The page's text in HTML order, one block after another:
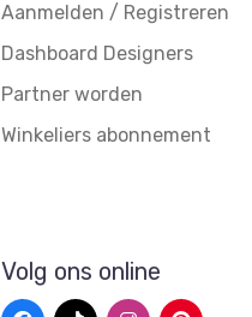
Aanmelden / Registreren
Dashboard Designers
Partner worden
Winkeliers abonnement
Volg ons online